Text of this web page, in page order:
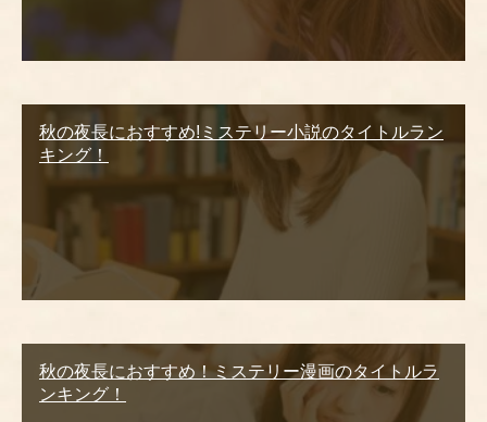
秋の夜長におすすめ!ミステリー小説のタイトルラン
キング！
秋の夜長におすすめ！ミステリー漫画のタイトルラ
ンキング！